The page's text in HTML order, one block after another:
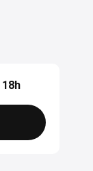
18h